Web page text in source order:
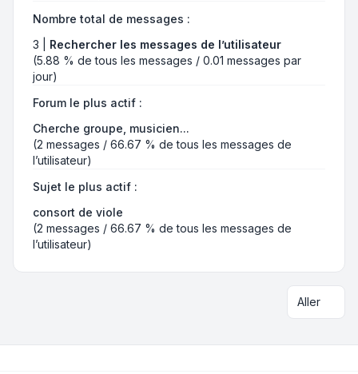
Nombre total de messages :
3 | Rechercher les messages de l’utilisateur
(5.88 % de tous les messages / 0.01 messages par
jour)
Forum le plus actif :
Cherche groupe, musicien...
(2 messages / 66.67 % de tous les messages de
l’utilisateur)
Sujet le plus actif :
consort de viole
(2 messages / 66.67 % de tous les messages de
l’utilisateur)
Aller